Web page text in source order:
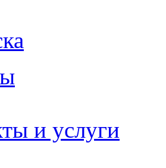
и услуги